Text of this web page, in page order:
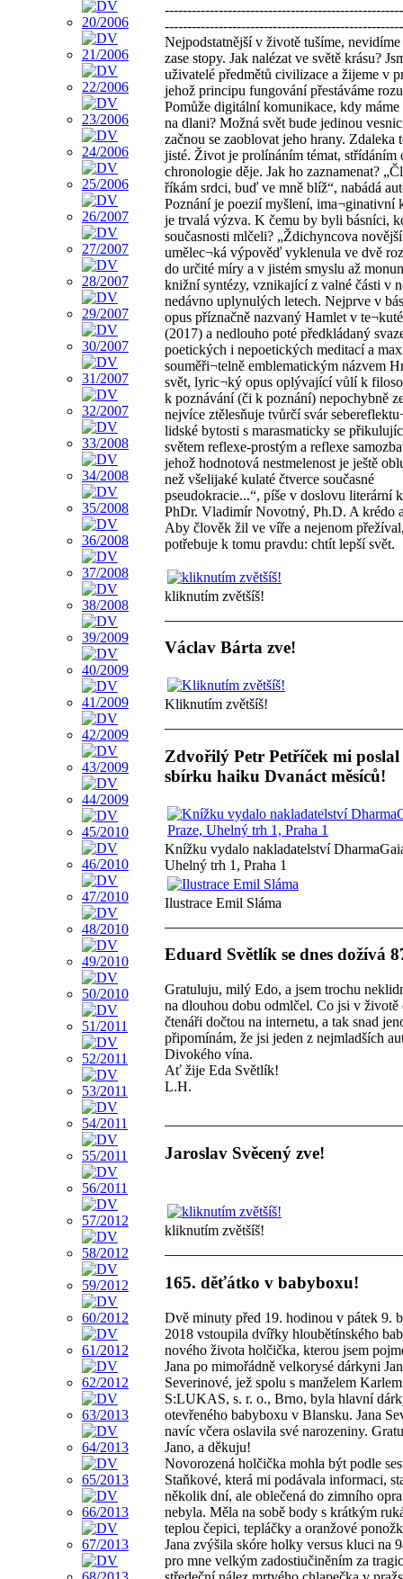
Nejpodstatnější v životě tušíme, nevidíme
zase stopy. Jak nalézat ve světě krásu?
uživatelé předmětů civilizace a žijeme v
jehož principu fungování přestáváme
Pomůže digitální komunikace, kdy máme
na dlani? Možná svět bude jedinou
začnou se zaoblovat jeho hrany. Zdaleka
jisté. Život je prolínáním témat, střídáním
chronologie děje. Jak ho zaznamenat?
říkám srdci, buď ve mně blíž“, nabádá
Poznání je poezií myšlení, ima¬ginativní
je trvalá výzva. K čemu by byli básníci,
současnosti mlčeli? „Ždichyncova novější
umělec¬ká výpověď vyklenula ve dvě
do určité míry a v jistém smyslu až
knižní syntézy, vznikající z valné části v
nedávno uplynulých letech. Nejprve v
opus příznačně nazvaný Hamlet v
(2017) a nedlouho poté předkládaný
poetických i nepoetických meditací a
souměři¬telně emblematickým názvem
svět, lyric¬ký opus oplývající vůlí k
k poznávání (či k poznání) nepochybně
nejvíce ztělesňuje tvůrčí svár
lidské bytosti s marasmaticky se
světem reflexe-prostým a reflexe
jehož hodnotová nestmelenost je ještě
než všelijaké kulaté čtverce současné
pseudokracie...“, píše v doslovu literární
PhDr. Vladimír Novotný, Ph.D. A krédo
Aby člověk žil ve víře a nejenom
potřebuje k tomu pravdu: chtít lepší svět.
kliknutím zvětšíš!
Václav Bárta zve!
Kliknutím zvětšíš!
Zdvořilý Petr Petříček mi
sbírku haiku Dvanáct měsíců!
Knížku vydalo nakladatelství
Uhelný trh 1, Praha 1
Ilustrace Emil Sláma
Eduard Světlík se dnes dožívá
Gratuluju, milý Edo, a jsem trochu
na dlouhou dobu odmlčel. Co jsi v životě
čtenáři dočtou na internetu, a tak snad
připomínám, že jsi jeden z nejmladších
Divokého vína.
Ať žije Eda Světlík!
L.H.
Jaroslav Svěcený zve!
kliknutím zvětšíš!
165. děťátko v babyboxu!
Dvě minuty před 19. hodinou v pátek 9.
2018 vstoupila dvířky hloubětínského
nového života holčička, kterou jsem
Jana po mimořádně velkorysé dárkyni
Severinové, jež spolu s manželem
S:LUKAS, s. r. o., Brno, byla hlavní
otevřeného babyboxu v Blansku. Jana
navíc včera oslavila své narozeniny.
Jano, a děkuju!
Novorozená holčička mohla být podle
Staňkové, která mi podávala informaci,
několik dní, ale oblečená do zimního
nebyla. Měla na sobě body s krátkým
teplou čepici, tepláčky a oranžové
Jana zvýšila skóre holky versus kluci na
pro mne velkým zadostiučiněním za